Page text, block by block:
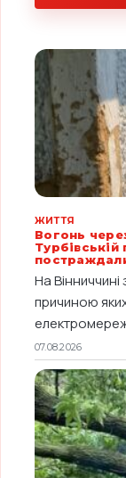
ЖИТТЯ
Вогонь
На
причиною
07.08.2026